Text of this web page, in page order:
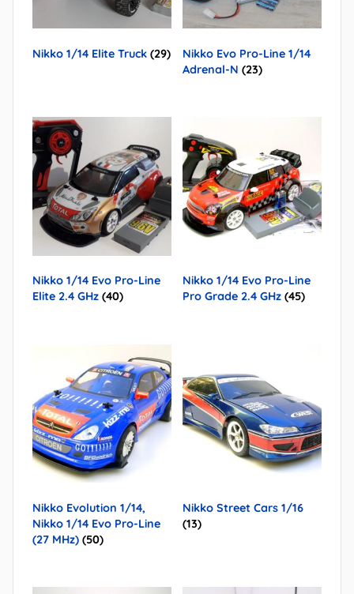
Nikko 1/14 Elite Truck (29)
Nikko Evo Pro-Line 1/14
Adrenal-N(23)
Nikko 1/14 Evo Pro-Line
Elite 2.4 GHz (40)
Nikko 1/14 Evo Pro-Line
Pro Grade 2.4 GHz(45)
Nikko Evolution 1/14,
Nikko 1/14 Evo Pro-Line
(27 MHz) (50)
Nikko Street Cars 1/16
(13)